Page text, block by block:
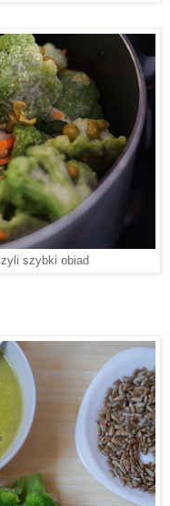
szybki obiad